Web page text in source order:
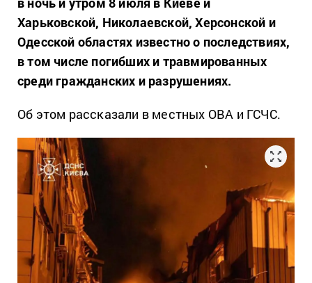
Харьковской, Николаевской, Херсонской и
Одесской областях известно о последствиях,
в том числе погибших и травмированных
среди гражданских и разрушениях.
Об этом рассказали в местных ОВА и ГСЧС.